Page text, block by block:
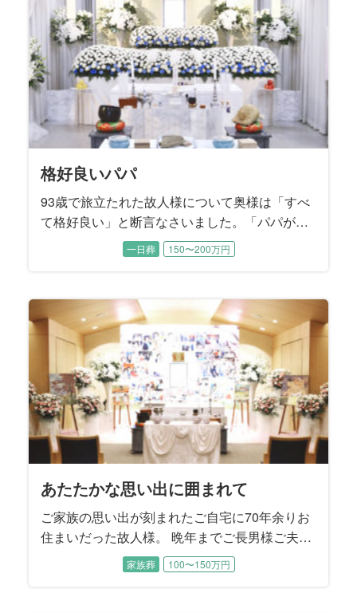
様の思い出に囲まれたご葬儀にすることを望ま
れました。
格好良いパパ
93歳で旅立たれた故人様について奥様は「すべ
て格好良い」と断言なさいました。「パパが全
部やってくれたから、私は何も出来なく
て……」と肩を落として涙するお母様に、二人
進みました。 読書家で音楽鑑賞がご趣味だった
無口でダンディな故人様を『格好良く送る』こ
とがご葬儀のテーマになりました。
一日葬 150〜200万円
あたたかな思い出に囲まれて
ご家族の思い出が刻まれたご自宅に70年余りお
住まいだった故人様。 晩年までご長男様ご夫婦
とお孫様に囲まれて過ごされました。 ご性格は
明るくてとても活動的、地元にはお友達もたく
家族葬 100〜150万円